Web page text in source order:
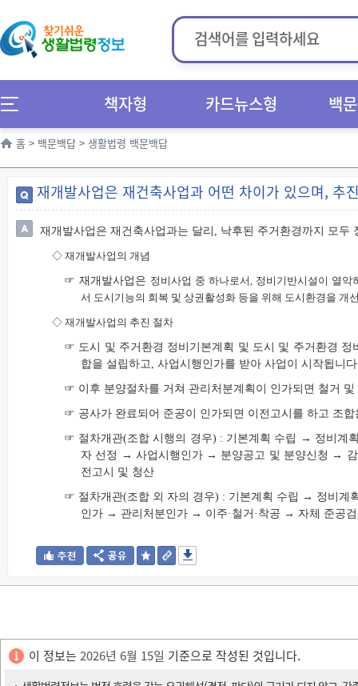
책자형 카드뉴스형 백
홈 > 백문백답 > 생활법령 백문백답
재개발사업은 재건축사업과 어떤 차이가 있으며, 추
재개발사업은 재건축사업과는 달리, 낙후된 주거환경까지 모
◇ 재개발사업의 개념
☞ 재개발사업은 정비사업 중 하나로서, 정비기반시설이 열악
서 도시기능의 회복 및 상권활성화 등을 위해 도시환경을 개
◇ 재개발사업의 추진 절차
☞ 도시 및 주거환경 정비기본계획 및 도시 및 주거환경 정
합을 설립하고, 사업시행인가를 받아 사업이 시작됩니
☞ 이후 분양절차를 거쳐 관리처분계획이 인가되면 철거 및
☞ 공사가 완료되어 준공이 인가되면 이전고시를 하고 조
☞ 절차개관(조합 시행의 경우) : 기본계획 수립 → 정비
자 선정 → 사업시행인가 → 분양공고 및 분양신청 →
전고시 및 청산
☞ 절차개관(조합 외 자의 경우) : 기본계획 수립 → 정비
인가 → 관리처분인가 → 이주·철거·착공 → 자체 준공
이 정보는 2026년 6월 15일 기준으로 작성된 것입니다.